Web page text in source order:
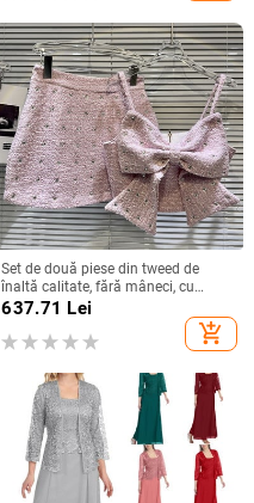
Set de două piese din tweed de
înaltă calitate, fără mâneci, cu
fundă mare, cu diamante, camisolă,
crop top, mini fustă bodycon,
costume dulci Seturi de 2 piese
637.71 Lei
add_shopping_cart